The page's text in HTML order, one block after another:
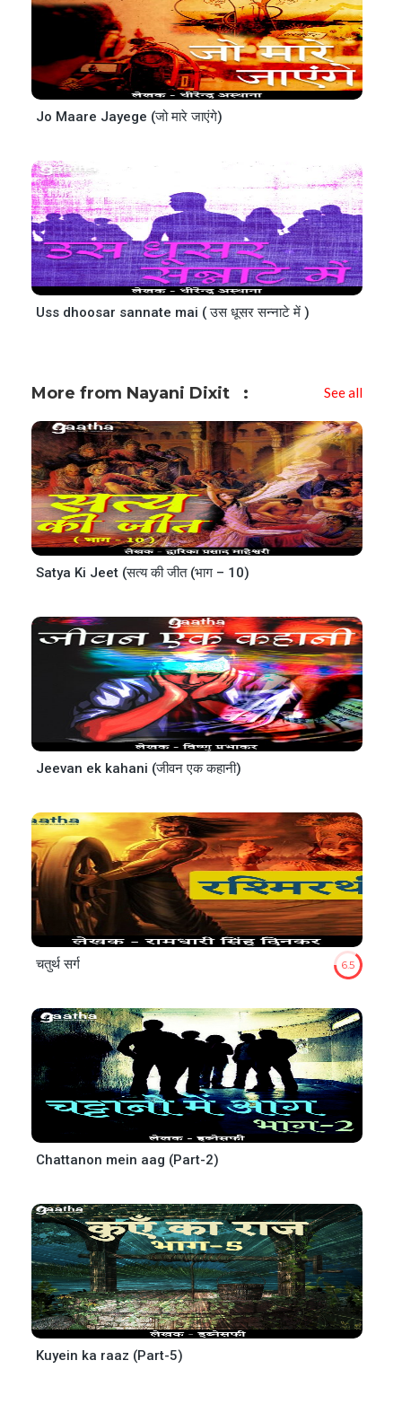
Jo Maare Jayege (जो मारे जाएंगे)
Uss dhoosar sannate mai ( उस धूसर सन्नाटे में )
More from Nayani Dixit See all
Satya Ki Jeet (सत्य की जीत (भाग – 10)
Jeevan ek kahani (जीवन एक कहानी)
चतुर्थ सर्ग 6.5
Chattanon mein aag (Part-2)
Kuyein ka raaz (Part-5)